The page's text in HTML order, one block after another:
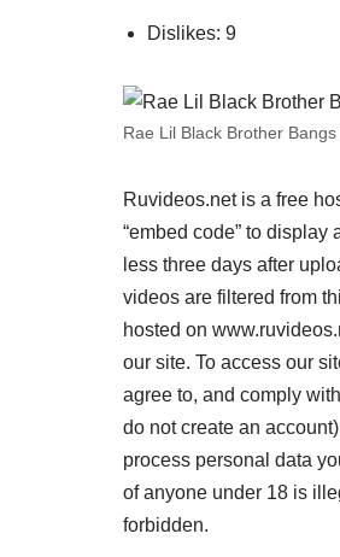
Dislikes: 9
Rae Lil Black Brother
Ruvideos.net is a free
“embed code” to
less three days after
videos are filtered from
hosted on
our site. To access our
agree to, and comply
do not create an
process personal data
of anyone under 18 is
forbidden.